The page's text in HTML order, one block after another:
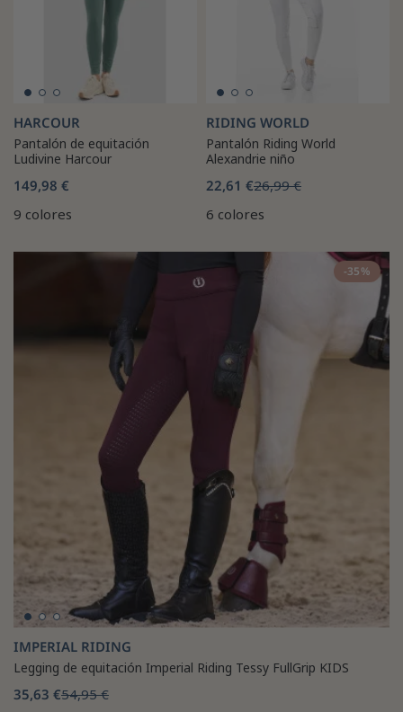
HARCOUR
Pantalón de equitación
Ludivine Harcour
149,98 €
9 colores
RIDING WORLD
Pantalón Riding World
Alexandrie niño
22,61 €26,99 €
6 colores
-35%
IMPERIAL RIDING
Legging de equitación Imperial Riding Tessy FullGrip KIDS
35,63 €54,95 €